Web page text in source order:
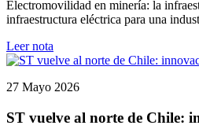
Electromovilidad en minería: la
infraestructura eléctrica para una
Leer nota
27 Mayo 2026
ST vuelve al norte de Chile: